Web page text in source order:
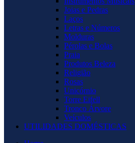
Joias e Pedras
Laços
Letras e Números
Molduras
Pérolas e Bolas
Praia
Produtos Beleza
Religião
Rosas
Unicórnio
Torre Eifell
Tronco Árvore
Veículos
UTILIDADES DOMÉSTICAS